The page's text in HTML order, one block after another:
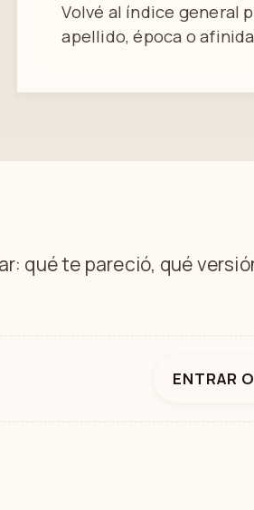
Volvé al índice general
apellido, época o
qué te pareció, qué
ENTRAR